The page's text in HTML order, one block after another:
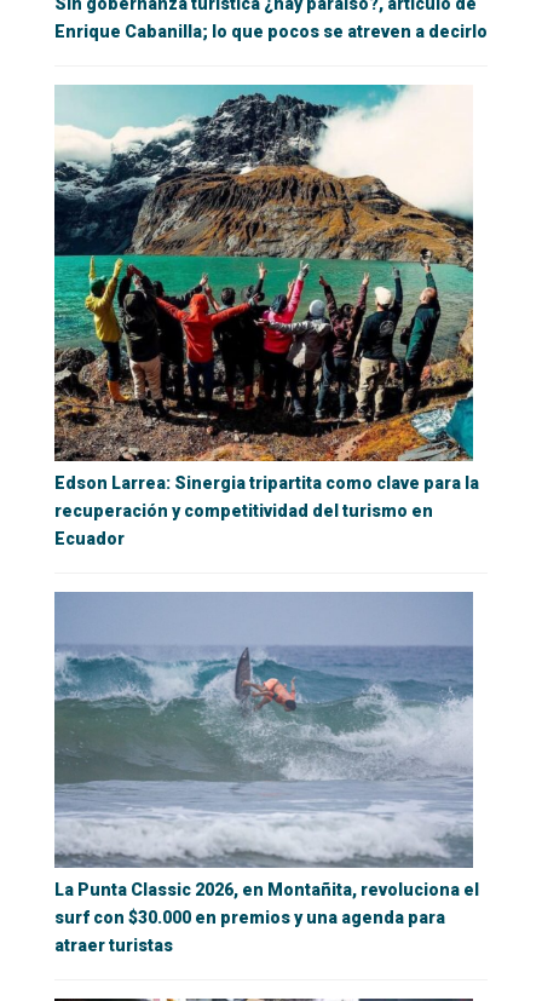
Enrique Cabanilla; lo que pocos se atreven a decirlo
Edson Larrea: Sinergia tripartita como clave para la
recuperación y competitividad del turismo en
Ecuador
La Punta Classic 2026, en Montañita, revoluciona el
surf con $30.000 en premios y una agenda para
atraer turistas